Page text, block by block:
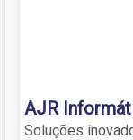
AJR
Soluções